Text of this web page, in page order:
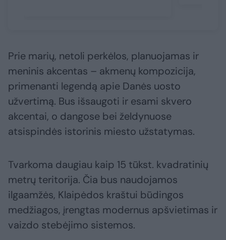
Prie marių, netoli perkėlos, planuojamas ir
meninis akcentas – akmenų kompozicija,
primenanti legendą apie Danės uosto
užvertimą. Bus išsaugoti ir esami skvero
akcentai, o dangose bei želdynuose
atsispindės istorinis miesto užstatymas.
Tvarkoma daugiau kaip 15 tūkst. kvadratinių
metrų teritorija. Čia bus naudojamos
ilgaamžės, Klaipėdos kraštui būdingos
medžiagos, įrengtas modernus apšvietimas ir
vaizdo stebėjimo sistemos.